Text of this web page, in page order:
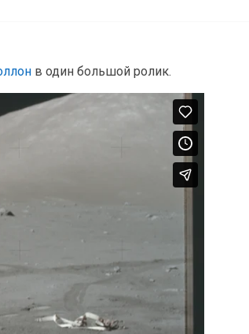
в один большой ролик.